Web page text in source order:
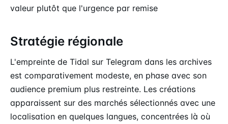
valeur plutôt que l'urgence par remise
Stratégie régionale
L'empreinte de Tidal sur Telegram dans les archives
est comparativement modeste, en phase avec son
audience premium plus restreinte. Les créations
apparaissent sur des marchés sélectionnés avec une
localisation en quelques langues, concentrées là où